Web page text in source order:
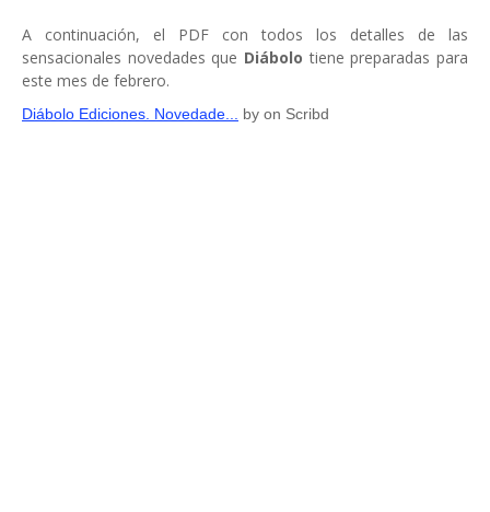
A continuación, el PDF con todos los detalles de las
sensacionales novedades que Diábolotiene preparadas para
este mes de febrero.
Diábolo Ediciones. Novedade... by on Scribd